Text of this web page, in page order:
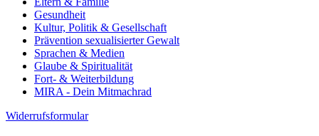
Gesundheit
Kultur, Politik & Gesellschaft
Prävention sexualisierter Gewalt
Sprachen & Medien
Glaube & Spiritualität
Fort- & Weiterbildung
MIRA - Dein Mitmachrad
Widerrufsformular